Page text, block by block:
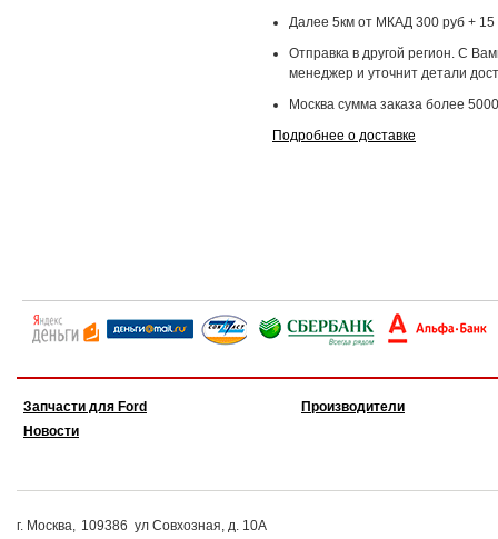
Далее 5км от МКАД 300 руб + 15
Отправка в другой регион. С
менеджер и уточнит детали
Москва сумма заказа более
Подробнее о доставке
Запчасти для Ford
Новости
Производители
г. Москва, 109386 ул Совхозная, д. 10А